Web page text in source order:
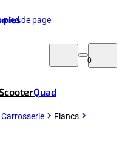
pied de page
0
Quad
Carrosserie Flancs